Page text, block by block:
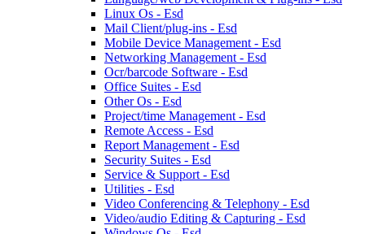
Linux Os - Esd
Mail Client/plug-ins - Esd
Mobile Device Management - Esd
Networking Management - Esd
Ocr/barcode Software - Esd
Office Suites - Esd
Other Os - Esd
Project/time Management - Esd
Remote Access - Esd
Report Management - Esd
Security Suites - Esd
Service & Support - Esd
Utilities - Esd
Video Conferencing & Telephony - Esd
Video/audio Editing & Capturing - Esd